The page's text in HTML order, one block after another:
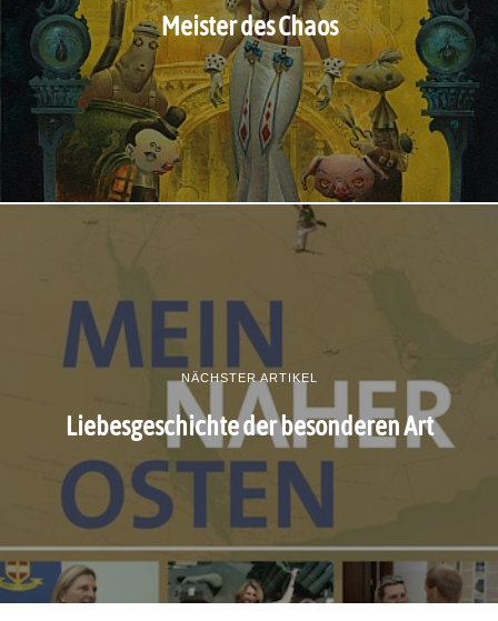
Meister des Chaos
NÄCHSTER ARTIKEL
Liebesgeschichte der besonderen Art